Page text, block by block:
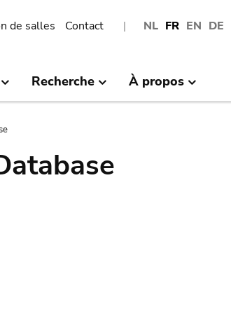
NL FR EN DE
de salles Contact
Recherche À propos